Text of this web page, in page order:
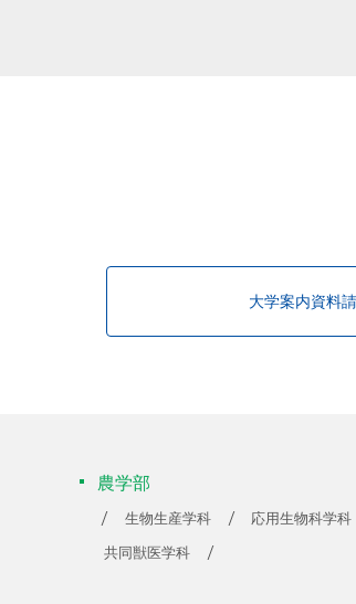
大学案内資料
農学部
生物生産学科 応用生物科学科
共同獣医学科